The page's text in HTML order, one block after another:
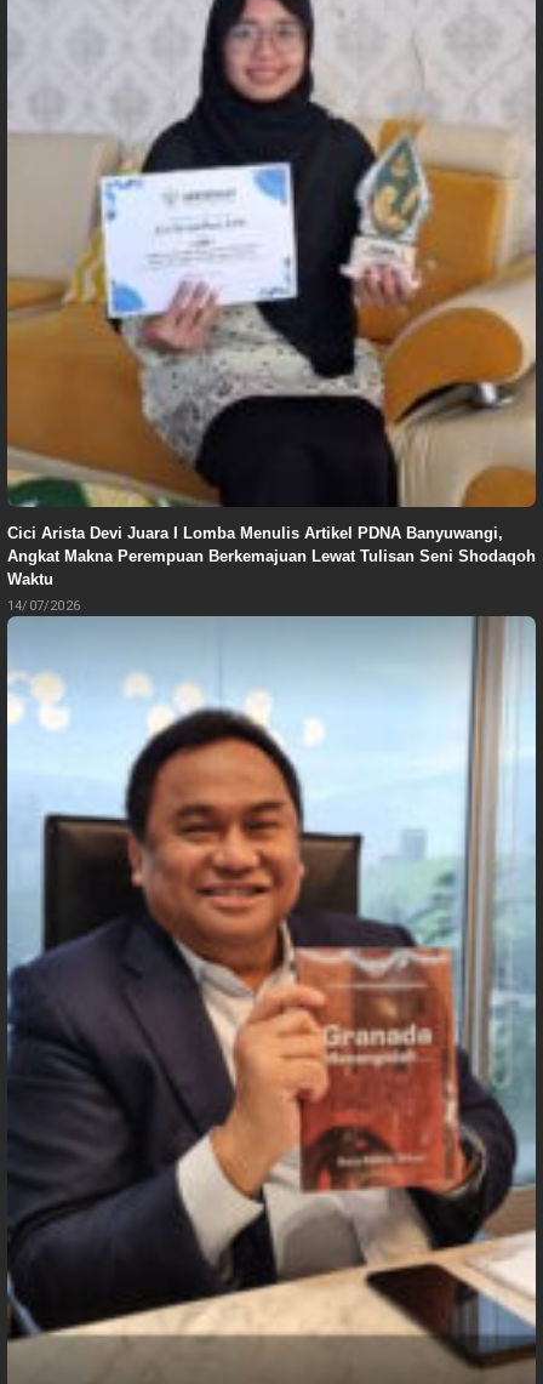
Cici Arista Devi Juara I Lomba Menulis Artikel PDNA Banyuwangi,
Angkat Makna Perempuan Berkemajuan Lewat Tulisan Seni Shodaqoh
Waktu
14/07/2026